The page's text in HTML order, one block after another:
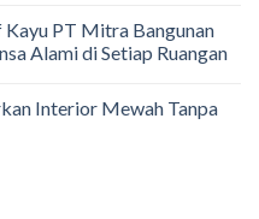
PT Mitra Bangunan
Alami di Setiap Ruangan
Interior Mewah Tanpa